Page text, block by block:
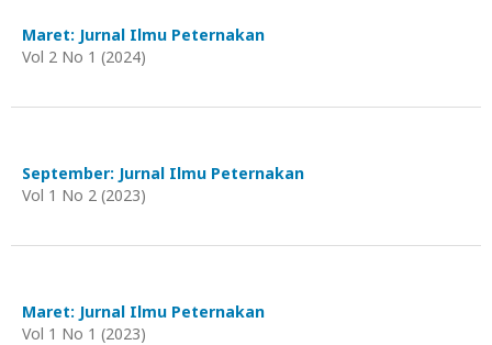
Maret: Jurnal Ilmu Peternakan
Vol 2 No 1 (2024)
September: Jurnal Ilmu Peternakan
Vol 1 No 2 (2023)
Maret: Jurnal Ilmu Peternakan
Vol 1 No 1 (2023)